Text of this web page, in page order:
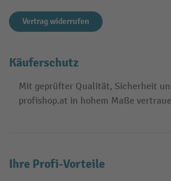
Vertrag widerrufen
Käuferschutz
Mit geprüfter Qualität, Sicherheit
profishop.at in hohem Maße
Ihre Profi-Vorteile